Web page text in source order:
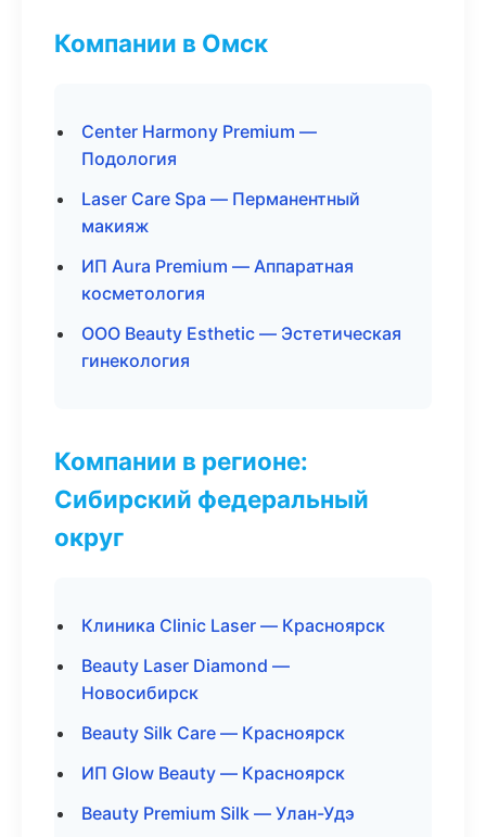
Компании в Омск
Center Harmony Premium —
Подология
Laser Care Spa — Перманентный
макияж
ИП Aura Premium — Аппаратная
косметология
ООО Beauty Esthetic — Эстетическая
гинекология
Компании в регионе:
Сибирский федеральный
округ
Клиника Clinic Laser — Красноярск
Beauty Laser Diamond —
Новосибирск
Beauty Silk Care — Красноярск
ИП Glow Beauty — Красноярск
Beauty Premium Silk — Улан-Удэ